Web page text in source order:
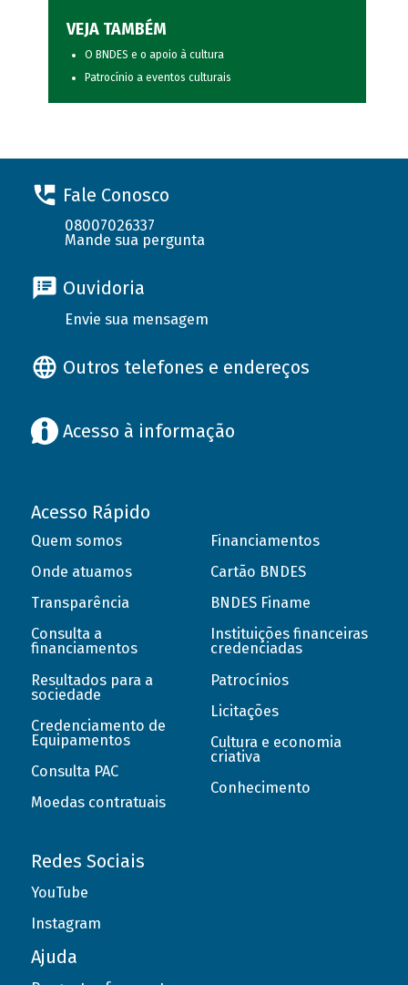
VEJA TAMBÉM
O BNDES e o apoio à cultura
Patrocínio a eventos culturais
Fale Conosco
08007026337
Mande sua pergunta
Ouvidoria
Envie sua mensagem
Outros telefones e endereços
Acesso à informação
Acesso Rápido
Quem somos
Onde atuamos
Transparência
Consulta a
financiamentos
Resultados para a
sociedade
Credenciamento de
Equipamentos
Consulta PAC
Moedas contratuais
Financiamentos
Cartão BNDES
BNDES Finame
Instituições financeiras
credenciadas
Patrocínios
Licitações
Cultura e economia
criativa
Conhecimento
Redes Sociais
YouTube
Instagram
Ajuda